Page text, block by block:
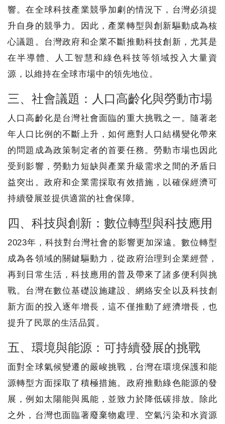
響。在全球科技產業競爭加劇的情況下，台灣必須提
升自身的競爭力。因此，產業轉型與創新驅動成為核
心議題。台灣政府和企業不斷推動科技創新，尤其是
在半導體、人工智慧和綠色科技等領域投入大量資
源，以維持在全球市場中的領先地位。
三、社會議題：人口高齡化與勞動市場
人口高齡化是台灣社會面臨的重大挑戰之一。隨著老
年人口比例的不斷上升，如何應對人口結構變化帶來
的問題成為政策制定者的首要任務。勞動市場也因此
受到影響，勞動力短缺與產業升級需求之間的矛盾日
益突出。政府和企業需採取有效措施，以確保經濟可
持續發展並提供適當的社會保障。
四、科技與創新：數位轉型與科技應用
2023年，科技對台灣社會的影響更加深遠。數位轉型
成為各領域的關鍵驅動力，從政府治理到企業經營，
再到日常生活，科技應用的普及帶來了諸多便利與挑
戰。台灣在數位基礎設施建設、網絡安全以及科技創
新方面的投入逐年增長，這不僅推動了經濟增長，也
提升了民眾的生活品質。
五、環境與能源：可持續發展的挑戰
面對全球氣候變遷的嚴峻挑戰，台灣在環境保護和能
源轉型方面採取了積極措施。政府推動綠色能源的發
展，例如太陽能與風能，並致力於降低碳排放。除此
之外，台灣也面臨著廢棄物處理、空氣污染和水資源